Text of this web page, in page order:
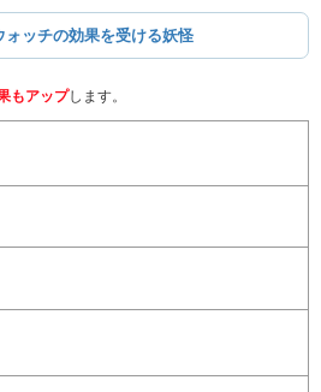
ッチの効果を受ける妖怪
もアップします。